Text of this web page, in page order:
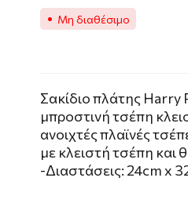
Μη διαθέσιμο
Σακίδιο πλάτης
μπροστινή τσέπη
ανοιχτές πλαϊνές
με κλειστή τσέπη και
-Διαστάσεις: 24cm x